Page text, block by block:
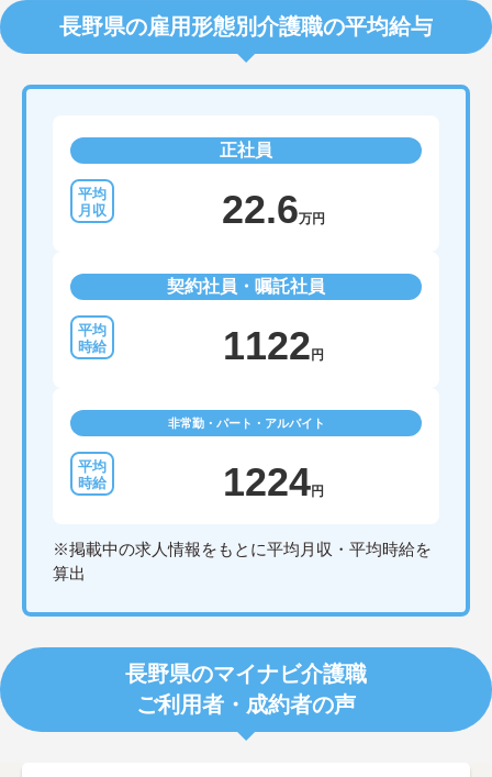
長野県の雇用形態別介護職の平均給与
正社員
22.6万円
契約社員・嘱託社員
1122 円
非常勤・パート・アルバイト
1224円
※掲載中の求人情報をもとに平均月収・平均時給を
算出
長野県のマイナビ介護職
ご利用者・成約者の声